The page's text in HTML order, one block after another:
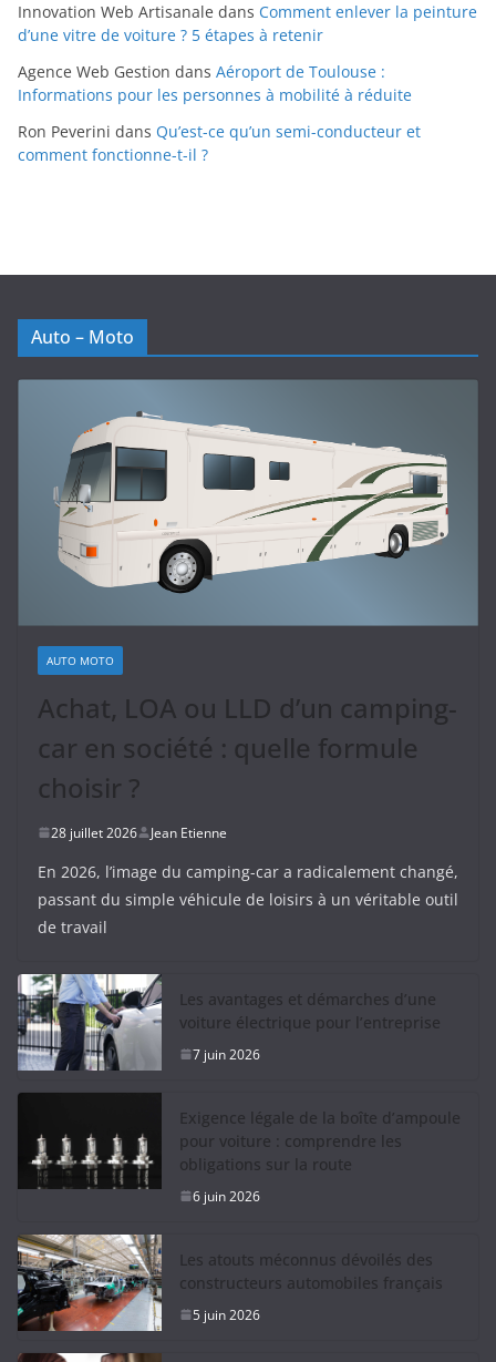
Innovation Web Artisanale dans Comment enlever la peinture
d’une vitre de voiture ? 5 étapes à retenir
Agence Web Gestion dans Aéroport de Toulouse :
Informations pour les personnes à mobilité à réduite
Ron Peverini dans Qu’est-ce qu’un semi-conducteur et
comment fonctionne-t-il ?
Auto – Moto
AUTO MOTO
Achat, LOA ou LLD d’un camping-
car en société : quelle formule
choisir ?
28 juillet 2026 Jean Etienne
En 2026, l’image du camping-car a radicalement changé,
passant du simple véhicule de loisirs à un véritable outil
de travail
Les avantages et démarches d’une
voiture électrique pour l’entreprise
7 juin 2026
Exigence légale de la boîte d’ampoule
pour voiture : comprendre les
obligations sur la route
6 juin 2026
Les atouts méconnus dévoilés des
constructeurs automobiles français
5 juin 2026